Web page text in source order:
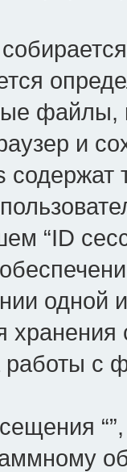
файлы,
и
“ID
одной
работы с